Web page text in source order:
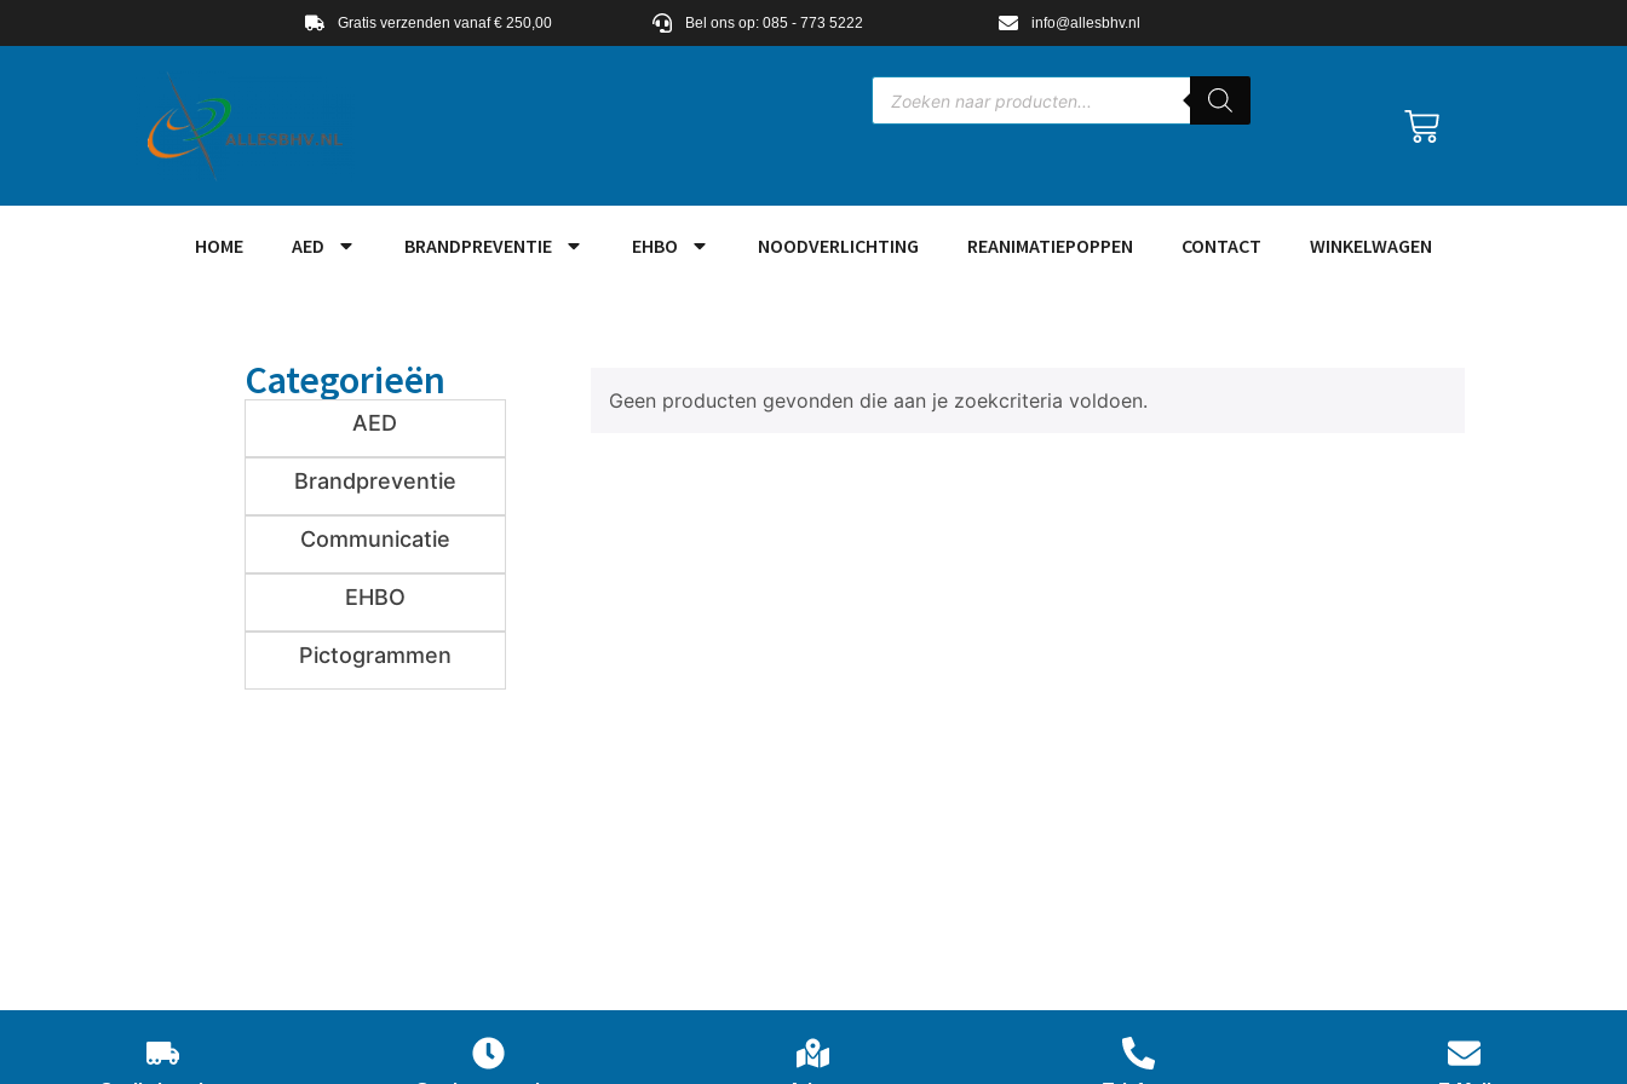
Gratis verzenden vanaf € 250,00 Bel ons op: 085 - 773 5222 info@allesbhv.nl
HOME AED BRANDPREVENTIE EHBO NOODVERLICHTING REANIMATIEPOPPEN CONTACT WINKELWAGEN
Categorieën
AED
Brandpreventie
Communicatie
EHBO
Pictogrammen
Geen producten gevonden die aan je zoekcriteria voldoen.